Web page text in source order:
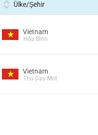
Ülke/Şehir
Vietnam
Hòa Bình
Vietnam
Thu Dau Mot